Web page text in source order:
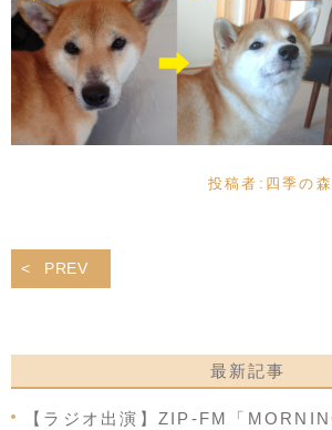
投稿者: 四季の
PREV
最新記事
【ラジオ出演】ZIP-FM「